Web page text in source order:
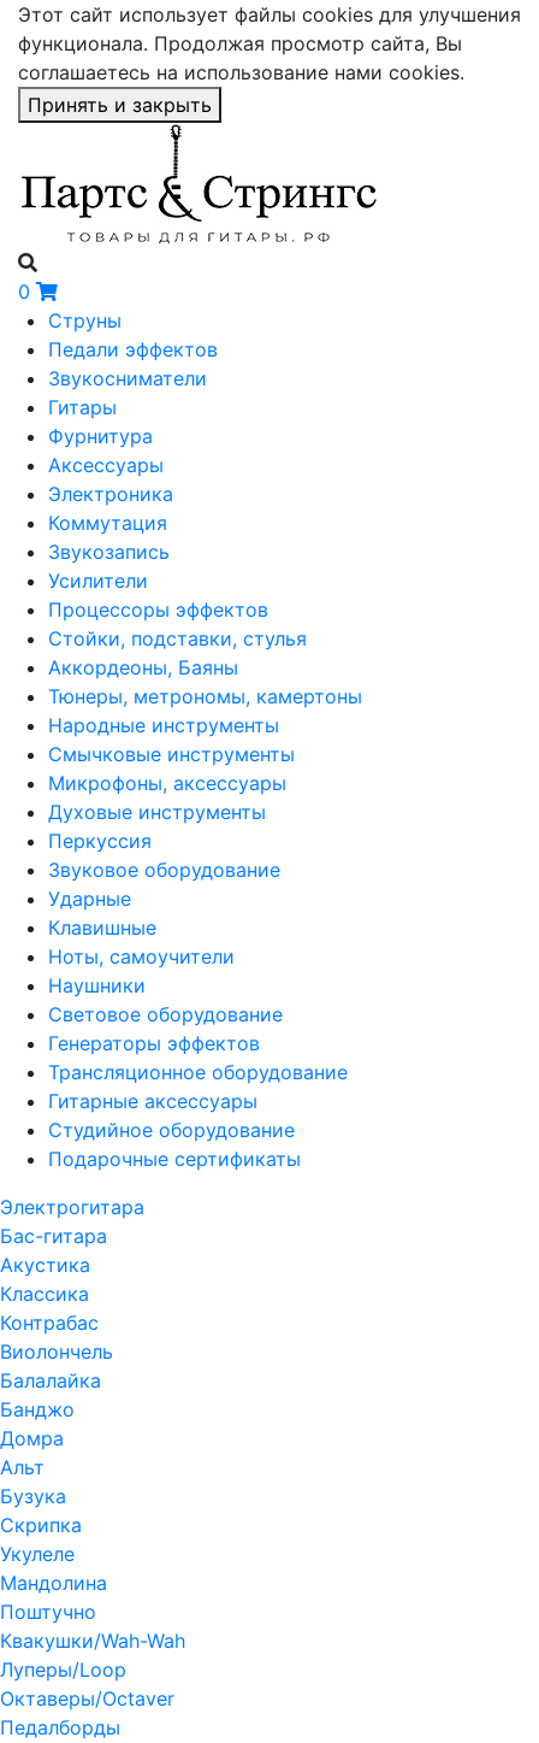
Этот сайт использует файлы cookies для улучшения
функционала. Продолжая просмотр сайта, Вы
соглашаетесь на использование нами cookies.
Принять и закрыть
0
Струны
Педали эффектов
Звукосниматели
Гитары
Фурнитура
Аксессуары
Электроника
Коммутация
Звукозапись
Усилители
Процессоры эффектов
Стойки, подставки, стулья
Аккордеоны, Баяны
Тюнеры, метрономы, камертоны
Народные инструменты
Смычковые инструменты
Микрофоны, аксессуары
Духовые инструменты
Перкуссия
Звуковое оборудование
Ударные
Клавишные
Ноты, самоучители
Наушники
Световое оборудование
Генераторы эффектов
Трансляционное оборудование
Гитарные аксессуары
Студийное оборудование
Подарочные сертификаты
Электрогитара
Бас-гитара
Акустика
Классика
Контрабас
Виолончель
Балалайка
Банджо
Домра
Альт
Бузука
Скрипка
Укулеле
Мандолина
Поштучно
Квакушки/Wah-Wah
Луперы/Loop
Октаверы/Octaver
Педалборды